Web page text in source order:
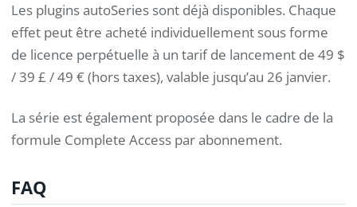
Les plugins autoSeries sont déjà disponibles. Chaque
effet peut être acheté individuellement sous forme
de licence perpétuelle à un tarif de lancement de 49 $
/ 39 £ / 49 € (hors taxes), valable jusqu’au 26 janvier.
La série est également proposée dans le cadre de la
formule Complete Access par abonnement.
FAQ